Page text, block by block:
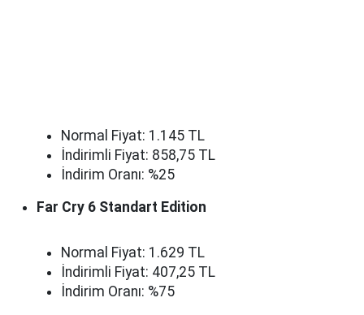
Normal Fiyat: 1.145 TL
İndirimli Fiyat: 858,75 TL
İndirim Oranı: %25
Far Cry 6 Standart Edition
Normal Fiyat: 1.629 TL
İndirimli Fiyat: 407,25 TL
İndirim Oranı: %75